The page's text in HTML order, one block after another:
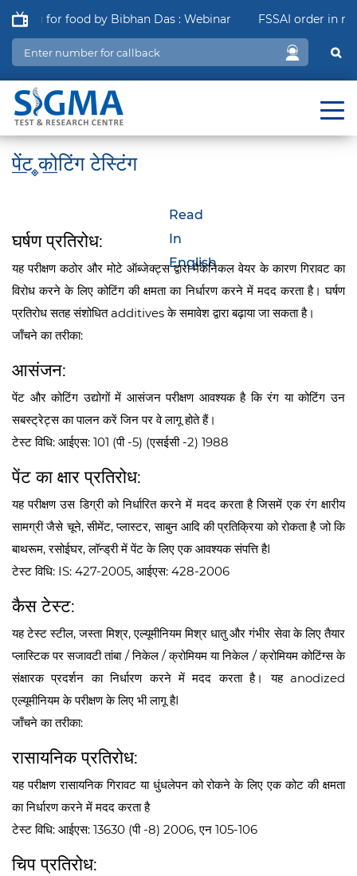
for food by Bibhan Das : Webinar FSSAI order in
पेंट कोटिंग टेस्टिंग
Read
In
English
घर्षण प्रतिरोध:
यह परीक्षण कठोर और मोटे ऑब्जेक्ट्स द्वारा मैकेनिकल वेयर के कारण गिरावट का
विरोध करने के लिए कोटिंग की क्षमता का निर्धारण करने में मदद करता है। घर्षण
प्रतिरोध सतह संशोधित additives के समावेश द्वारा बढ़ाया जा सकता है।
जाँचने का तरीका:
आसंजन:
पेंट और कोटिंग उद्योगों में आसंजन परीक्षण आवश्यक है कि रंग या कोटिंग उन
सबस्ट्रेट्स का पालन करें जिन पर वे लागू होते हैं।
टेस्ट विधि: आईएस: 101 (पी -5) (एसईसी -2) 1988
पेंट का क्षार प्रतिरोध:
यह परीक्षण उस डिग्री को निर्धारित करने में मदद करता है जिसमें एक रंग क्षारीय
सामग्री जैसे चूने, सीमेंट, प्लास्टर, साबुन आदि की प्रतिक्रिया को रोकता है जो कि
बाथरूम, रसोईघर, लॉन्ड्री में पेंट के लिए एक आवश्यक संपत्ति हैI
टेस्ट विधि: IS: 427-2005, आईएस: 428-2006
कैस टेस्ट:
यह टेस्ट स्टील, जस्ता मिश्र, एल्यूमीनियम मिश्र धातु और गंभीर सेवा के लिए तैयार
प्लास्टिक पर सजावटी तांबा / निकेल / क्रोमियम या निकेल / क्रोमियम कोटिंग्स के
संक्षारक प्रदर्शन का निर्धारण करने में मदद करता है। यह anodized
एल्यूमीनियम के परीक्षण के लिए भी लागू हैI
जाँचने का तरीका:
रासायनिक प्रतिरोध:
यह परीक्षण रासायनिक गिरावट या धुंधलेपन को रोकने के लिए एक कोट की क्षमता
का निर्धारण करने में मदद करता है
टेस्ट विधि: आईएस: 13630 (पी -8) 2006, एन 105-106
चिप प्रतिरोध: